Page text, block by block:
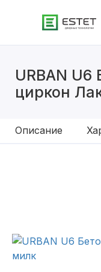
URBAN
циркон
Описание